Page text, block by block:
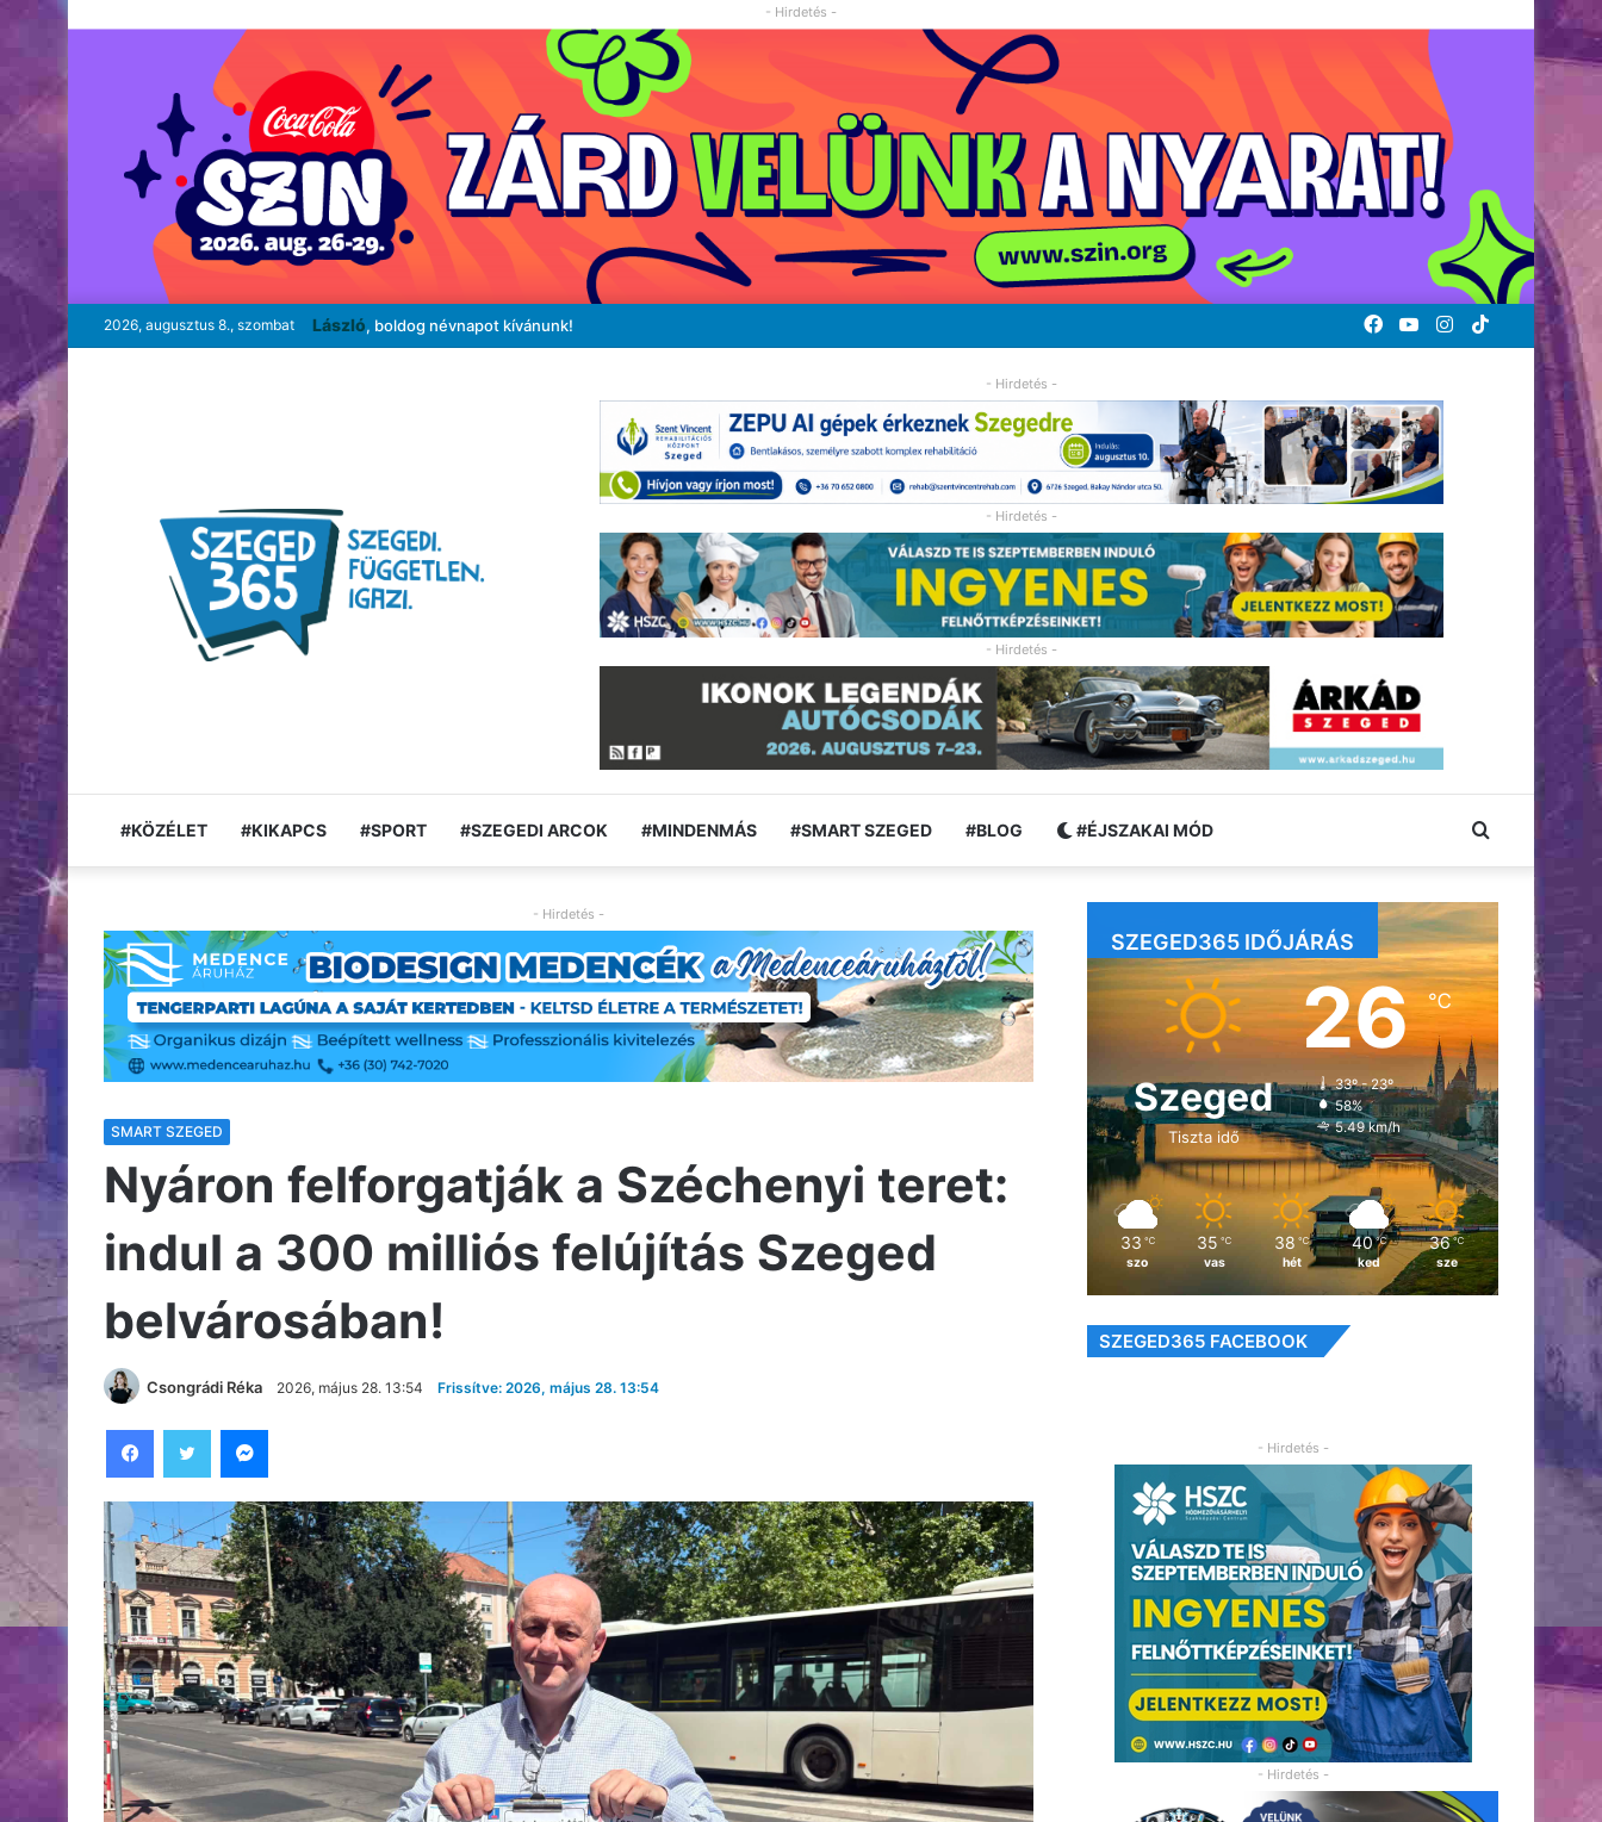
- Hirdetés -
2026, augusztus 8., szombat László, boldog névnapot kívánunk! TikTok
Instagram
YouTube
Facebook
- Hirdetés -
- Hirdetés -
- Hirdetés -
#KÖZÉLET #KIKAPCS #SPORT #SZEGEDI ARCOK #MINDENMÁS #SMART SZEGED #BLOG #ÉJSZAKAI MÓD Keresés:
- Hirdetés -
SMART SZEGED
Nyáron felforgatják a Széchenyi teret:
indul a 300 milliós felújítás Szeged
belvárosában!
Csongrádi Réka 2026, május 28. 13:54 Frissítve: 2026, május 28. 13:54
SZEGED365 IDŐJÁRÁS
Szeged
Tiszta idő
26℃
33º - 23º
58%
5.49 km/h
33 ℃
szo
35 ℃
vas
38 ℃
hét
40 ℃
ked
36 ℃
sze
SZEGED365 FACEBOOK
- Hirdetés -
- Hirdetés -